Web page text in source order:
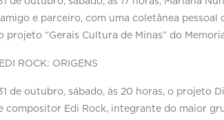
e parceiro, com uma coletânea
projeto “Gerais Cultura de Minas” do
ROCK: ORIGENS
de outubro, sábado, às 20 horas, o projeto
compositor Edi Rock, integrante do maior